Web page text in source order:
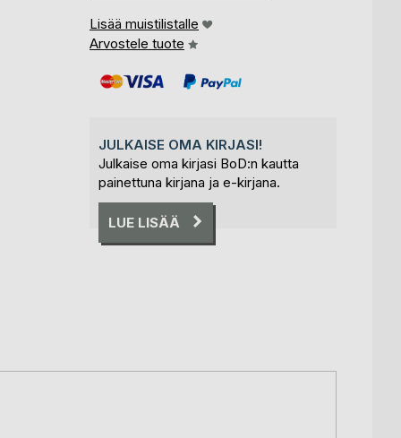
Lisää muistilistalle
Arvostele tuote
JULKAISE OMA KIRJASI!
Julkaise oma kirjasi BoD:n kautta
painettuna kirjana ja e-kirjana.
LUE LISÄÄ